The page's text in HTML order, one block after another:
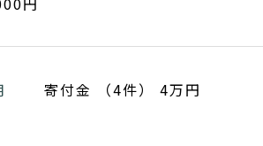
寄付金 （4件） 4万円